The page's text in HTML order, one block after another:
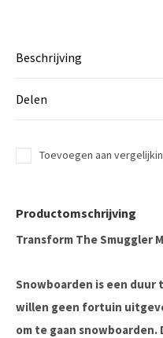
Beschrijving
Delen
Toevoegen aan
Productomschrijving
Transform The Smuggler
Snowboarden is een duur
willen geen fortuin
om te gaan snowboarden.